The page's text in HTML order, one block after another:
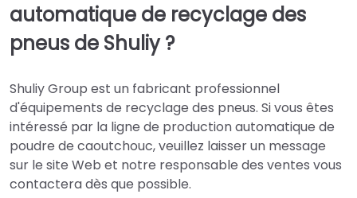
automatique de recyclage des
pneus de Shuliy ?
Shuliy Group est un fabricant professionnel
d'équipements de recyclage des pneus. Si vous êtes
intéressé par la ligne de production automatique de
poudre de caoutchouc, veuillez laisser un message
sur le site Web et notre responsable des ventes vous
contactera dès que possible.